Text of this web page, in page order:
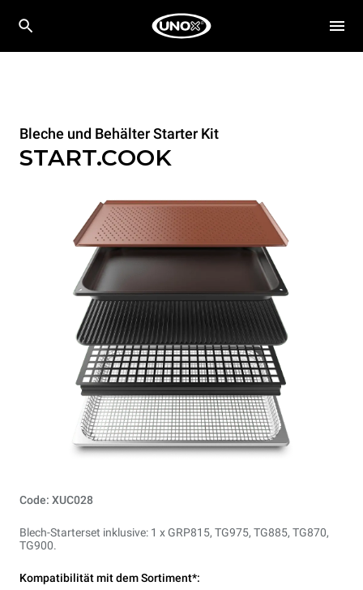
Bleche und Behälter Starter Kit
START.COOK
Code: XUC028
Blech-Starterset inklusive: 1 x GRP815, TG975, TG885, TG870,
TG900.
Kompatibilität mit dem Sortiment*: